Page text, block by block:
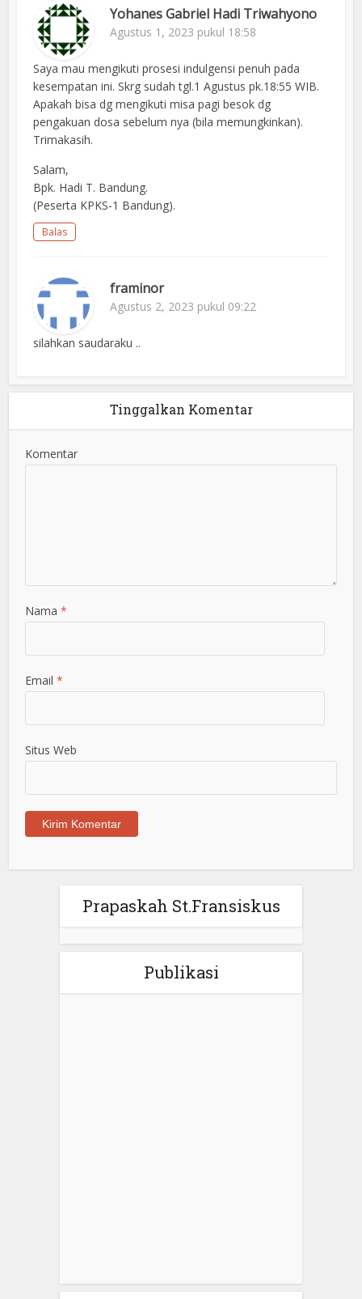
Yohanes Gabriel Hadi Triwahyono
Agustus 1, 2023 pukul 18:58
Saya mau mengikuti prosesi indulgensi penuh pada
kesempatan ini. Skrg sudah tgl.1 Agustus pk.18:55 WIB.
Apakah bisa dg mengikuti misa pagi besok dg
pengakuan dosa sebelum nya (bila memungkinkan).
Trimakasih.
Salam,
Bpk. Hadi T. Bandung.
(Peserta KPKS-1 Bandung).
Balas
framinor
Agustus 2, 2023 pukul 09:22
silahkan saudaraku ..
Tinggalkan Komentar
Komentar
Nama*
Email*
Situs Web
Prapaskah St.Fransiskus
Publikasi